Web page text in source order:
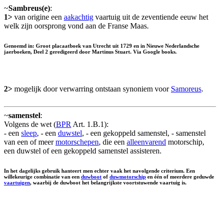
~Sambreus(e):
1> van origine een aakachtig vaartuig uit de zeventiende eeuw het
welk zijn oorsprong vond aan de Franse Maas.
Genoemd in: Groot placaatboek van Utrecht uit 1729 en in Nieuwe Nederlandsche
jaerboeken, Deel 2 geredigeerd door Martinus Stuart. Via Google books.
2> mogelijk door verwarring ontstaan synoniem voor Samoreus.
~samenstel:
Volgens de wet (BPR Art. 1.B.1):
- een sleep, - een duwstel, - een gekoppeld samenstel, - samenstel
van een of meermotorschepen, die een alleenvarend motorschip,
een duwstel of een gekoppeld samenstel assisteren.
In het dagelijks gebruik hanteert men echter vaak het navolgende criterium. Een
willekeurige combinatie van een duwboot of duwmotorschip en één of meerdere geduwde
vaartuigen, waarbij de duwboot het belangrijkste voortstuwende vaartuig is.